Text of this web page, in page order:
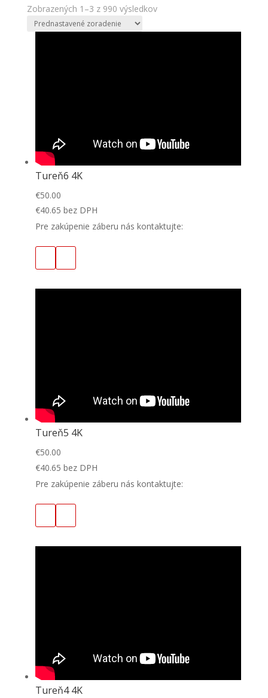
Zobrazených 1–3 z 990 výsledkov
Tureň6 4K
€50.00
€40.65 bez DPH
Pre zakúpenie záberu nás kontaktujte:
Tureň5 4K
€50.00
€40.65 bez DPH
Pre zakúpenie záberu nás kontaktujte:
Tureň4 4K